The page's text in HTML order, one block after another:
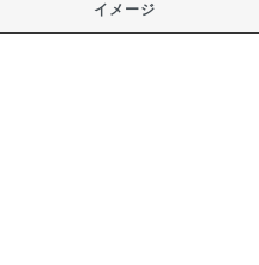
イメージ